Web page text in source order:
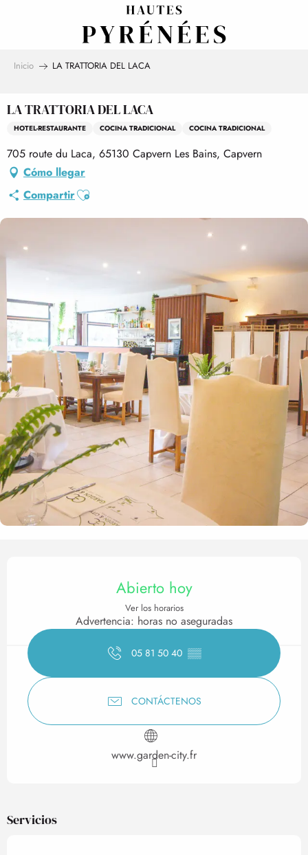
Inicio LA TRATTORIA DEL LACA
LA TRATTORIA DEL LACA
HOTEL-RESTAURANTE COCINA TRADICIONAL COCINA TRADICIONAL
705 route du Laca, 65130 Capvern Les Bains, Capvern
Cómo llegar
CompartirAjouter aux favoris
Horarios y datos de
Abierto hoy
Ver los horarios
Advertencia: horas no aseguradas
05 81 50 40 ▒▒
CONTÁCTENOS
www.garden-city.fr
Servicios